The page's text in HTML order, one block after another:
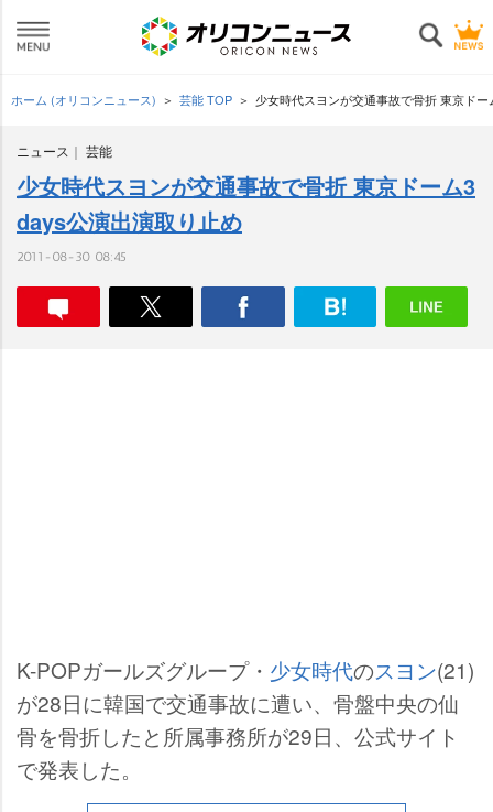
ホーム (オリコンニュース) 芸能 TOP 少女時代スヨンが交通事故で骨折 東京ド
ニュース 芸能
少女時代スヨンが交通事故で骨折 東京ドーム3
days公演出演取り止め
2011-08-30 08:45
K-POPガールズグループ・ 少女時代のスヨン(21)
が28日に韓国で交通事故に遭い、骨盤中央の仙
骨を骨折したと所属事務所が29日、公式サイト
で発表した。